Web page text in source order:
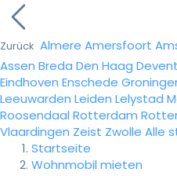
Zurück Almere Amersfoort
Assen Breda Den Haag
Eindhoven Enschede
Leeuwarden Leiden Lelystad
Roosendaal Rotterdam
Vlaardingen Zeist Zwolle Alle
Startseite
Wohnmobil mieten